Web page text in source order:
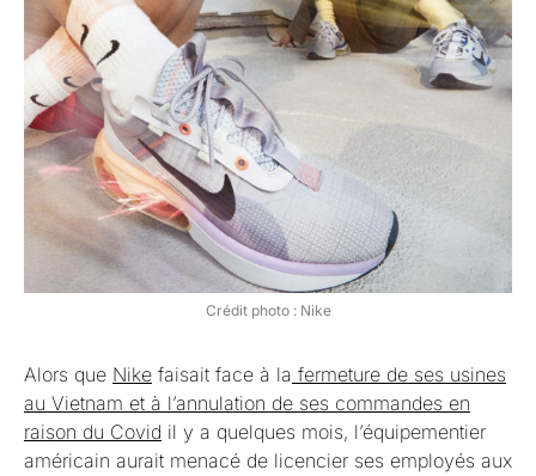
Crédit photo : Nike
Alors que Nike faisait face à la fermeture de ses usines
au Vietnam et à l’annulation de ses commandes en
raison du Covid il y a quelques mois, l’équipementier
américain aurait menacé de licencier ses employés aux